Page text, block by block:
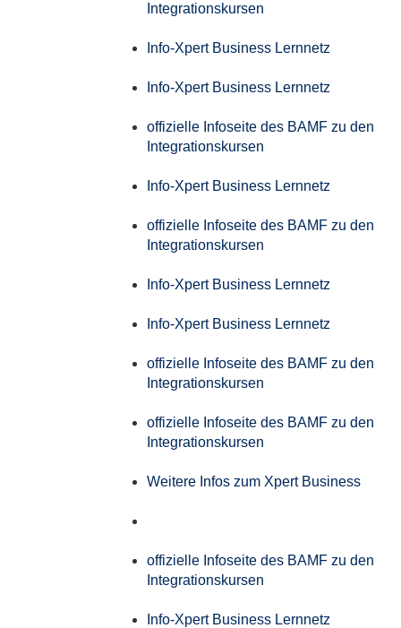
Integrationskursen
Info-Xpert Business Lernnetz
Info-Xpert Business Lernnetz
offizielle Infoseite des BAMF zu den
Integrationskursen
Info-Xpert Business Lernnetz
offizielle Infoseite des BAMF zu den
Integrationskursen
Info-Xpert Business Lernnetz
Info-Xpert Business Lernnetz
offizielle Infoseite des BAMF zu den
Integrationskursen
offizielle Infoseite des BAMF zu den
Integrationskursen
Weitere Infos zum Xpert Business
offizielle Infoseite des BAMF zu den
Integrationskursen
Info-Xpert Business Lernnetz